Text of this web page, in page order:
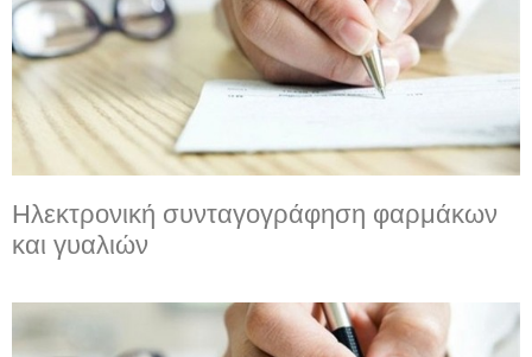
Ηλεκτρονική συνταγογράφηση φαρμάκων
και γυαλιών